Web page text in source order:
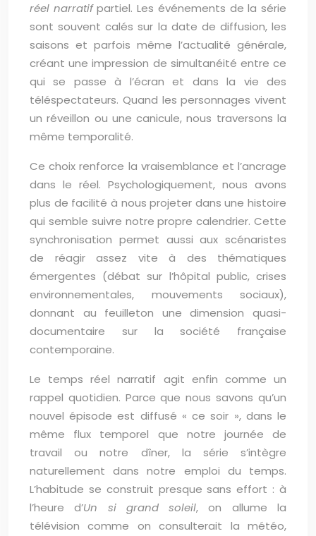
réel narratifpartiel. Les événements de la série
sont souvent calés sur la date de diffusion, les
saisons et parfois même l’actualité générale,
créant une impression de simultanéité entre ce
qui se passe à l’écran et dans la vie des
téléspectateurs. Quand les personnages vivent
un réveillon ou une canicule, nous traversons la
même temporalité.
Ce choix renforce la vraisemblance et l’ancrage
dans le réel. Psychologiquement, nous avons
plus de facilité à nous projeter dans une histoire
qui semble suivre notre propre calendrier. Cette
synchronisation permet aussi aux scénaristes
de réagir assez vite à des thématiques
émergentes (débat sur l’hôpital public, crises
environnementales, mouvements sociaux),
donnant au feuilleton une dimension quasi-
documentaire sur la société française
contemporaine.
Le temps réel narratif agit enfin comme un
rappel quotidien. Parce que nous savons qu’un
nouvel épisode est diffusé « ce soir », dans le
même flux temporel que notre journée de
travail ou notre dîner, la série s’intègre
naturellement dans notre emploi du temps.
L’habitude se construit presque sans effort : à
l’heure d’Un si grand soleil, on allume la
télévision comme on consulterait la météo,